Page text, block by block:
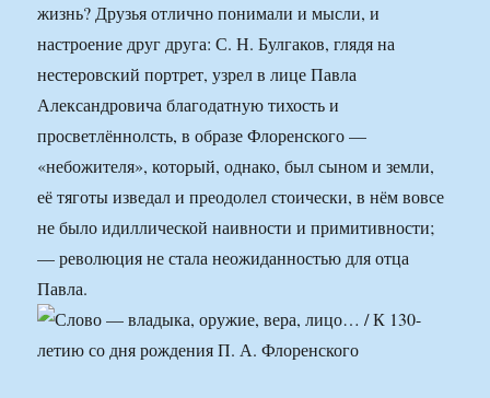
жизнь? Друзья отлично понимали и мысли, и
настроение друг друга: С. Н. Булгаков, глядя на
нестеровский портрет, узрел в лице Павла
Александровича благодатную тихость и
просветлённолсть, в образе Флоренского —
«небожителя», который, однако, был сыном и земли,
её тяготы изведал и преодолел стоически, в нём вовсе
не было идиллической наивности и примитивности;
— революция не стала неожиданностью для отца
Павла.